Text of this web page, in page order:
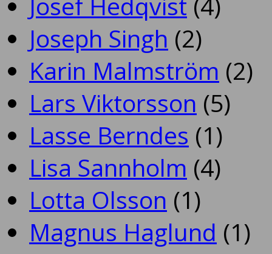
Joseph Singh (2)
Karin Malmström (2)
Lars Viktorsson (5)
Lasse Berndes (1)
Lisa Sannholm (4)
Lotta Olsson (1)
Magnus Haglund (1)